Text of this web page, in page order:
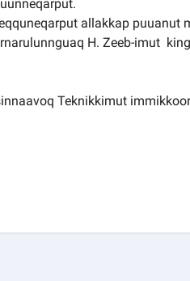
allakkap puuanut
H. Zeeb-imut
Teknikkimut